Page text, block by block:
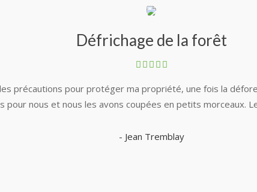
Défrichage de la forêt
précautions pour protéger ma propriété, une fois la
pour nous et nous les avons coupées en petits morceaux.
- Jean Tremblay